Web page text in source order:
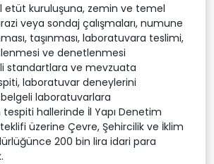
etüt kuruluşuna, zemin ve temel
veya sondaj çalışmaları, numune
taşınması, laboratuvara teslimi,
ve denetlenmesi
standartlara ve mevzuata
laboratuvar deneylerini
belgeli laboratuvarlara
tespiti hallerinde İl Yapı Denetim
üzerine Çevre, Şehircilik ve İklim
200 bin lira idari para